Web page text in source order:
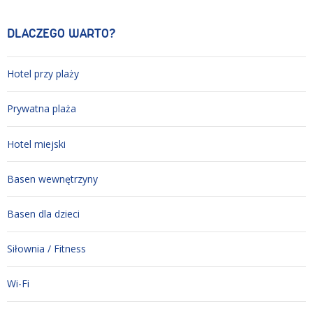
DLACZEGO WARTO?
Hotel przy plaży
Prywatna plaża
Hotel miejski
Basen wewnętrzyny
Basen dla dzieci
Siłownia / Fitness
Wi-Fi